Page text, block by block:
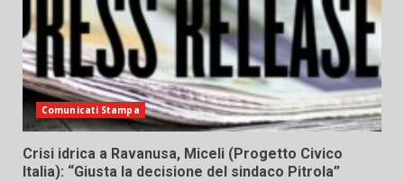
Comunicati Stampa
Crisi idrica a Ravanusa, Miceli (Progetto Civico
Italia): “Giusta la decisione del sindaco Pitrola”